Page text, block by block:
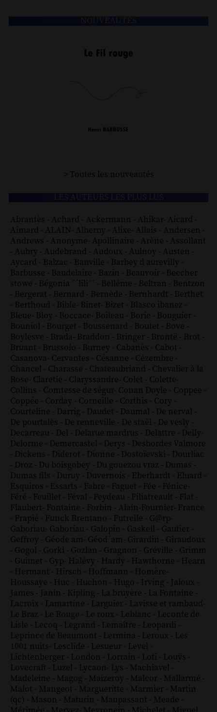
> Toutes les nouveautés
Abrantès - Achard - Ackermann - Ahikar- Aicard -
Aimard - ALAIN- Alberny - Alixe- Allais - Andersen -
Andrews - Anonyme- Apollinaire - Arène - Assollant
- Aubry - Audebrand - Audoux - Aulnoy - Austen -
Aycard - Balzac - Banville - Barbey d aurevilly -
Barbusse - Baudelaire - Bazin - Beauvoir - Beecher
stowe - Bégonia ´´lili´´ - Bellême - Beltran - Bentzon
- Bergerat - Bernard - Bernède - Bernhardt - Berthet
- Berthoud - Bible- Binet- Bizet - Blasco ibanez -
Bleue- Bloy - Boccace- Boileau - Borie - Bouguier -
Bouniol - Bourget - Boussenard - Boutet - Bove -
Boylesve - Brada- Braddon - Bringer - Brontë - Brot -
Bruant - Brussolo - Burney - Cabanès - Cabot -
Casanova- Cervantes - Césanne - Cézembre -
Chancel - Charasse - Chateaubriand - Chevalier à la
Rose- Claretie - Claryssandre- Colet - Colette-
Collins - Comtesse de ségur- Conan Doyle - Coppee -
Coppée - Corday - Corneille - Corthis - Cory -
Courteline - Darrig - Daudet - Daumal - De nerval -
De pourtalès - De renneville - De staël - De vesly -
Decarreau - Del - Delarue mardrus - Delattre - Delly-
Delorme - Demercastel - Derys - Desbordes Valmore
- Dickens - Diderot - Dionne - Dostoïevski - Dourliac
- Droz - Du boisgobey - Du gouezou vraz - Dumas -
Dumas fils - Duruy - Duvernois - Eberhardt - Eluard -
Esquiros - Essarts - Fabre - Faguet - Fée - Fénice-
Féré - Feuillet - Féval - Feydeau - Filiatreault - Flat -
Flaubert- Fontaine - Forbin - Alain-Fournier- France
- Frapié - Funck Brentano - Futrelle - G@rp-
Gaboriau- Gaboriau - Galopin - Gaskell - Gautier -
Geffroy - Géode am- Géod´am- Girardin - Giraudoux
- Gogol - Gorki - Gozlan - Gragnon - Gréville - Grimm
- Guimet - Gyp- Halévy - Hardy - Hawthorne - Hearn
- Hermant - Hirsch - Hoffmann - Homère-
Houssaye - Huc - Huchon - Hugo - Irving - Jaloux -
James - Janin - Kipling - La bruyère - La Fontaine -
Lacroix - Lamartine - Larguier - Lavisse et rambaud-
Le Braz - Le Rouge - Le roux - Leblanc - Leconte de
Lisle - Lecoq - Legrand - Lemaître - Leopardi -
Leprince de Beaumont - Lermina - Leroux - Les
1001 nuits- Lesclide - Lesueur - Level -
Lichtenberger - London - Lorrain - Loti - Louÿs -
Lovecraft - Luzel - Lycaon- Lys - Machiavel -
Madeleine - Magog - Maizeroy - Malcor - Mallarmé -
Malot - Mangeot - Margueritte - Marmier - Martin
(qc) - Mason - Maturin - Maupassant - Meade -